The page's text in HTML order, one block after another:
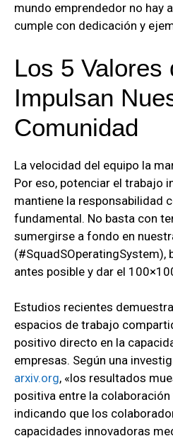
mundo emprendedor no hay
cumple con dedicación y
Los 5 Valores
Impulsan
Comunidad
La velocidad del equipo la
Por eso, potenciar el trabajo
mantiene la responsabilidad
fundamental. No basta con
sumergirse a fondo en
(#SquadSOperatingSystem),
antes posible y dar el
Estudios recientes
espacios de trabajo
positivo directo en la
empresas. Según una
arxiv.org, «los resultados
positiva entre la colaboración
indicando que los
capacidades innovadoras